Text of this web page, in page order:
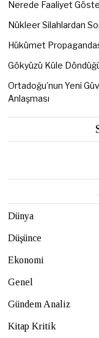
Nerede Faaliyet
Nükleer Silahlardan
Hükümet
Gökyüzü Küle
Ortadoğu’nun Yeni
Anlaşması
Dünya
Düşünce
Ekonomi
Genel
Gündem Analiz
Kitap Kritik